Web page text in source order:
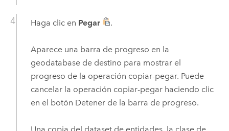
Haga clic en Pegar .
Aparece una barra de progreso en la
geodatabase de destino para mostrar el
progreso de la operación copiar-pegar. Puede
cancelar la operación copiar-pegar haciendo clic
en el botón Detener de la barra de progreso.